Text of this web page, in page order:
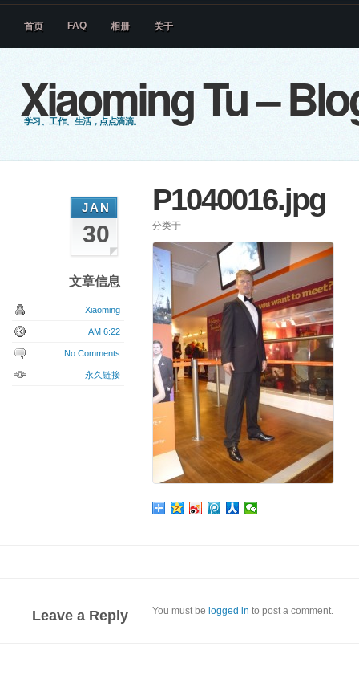
Xiaoming Tu –
学习、工作、生活，点点滴滴。
首页 FAQ 相册 关于
P1040016.jpg
分类于
JAN
30
文章信息
Xiaoming
AM 6:22
No Comments
永久链接
Leave a Reply You must be logged in to post a comment.